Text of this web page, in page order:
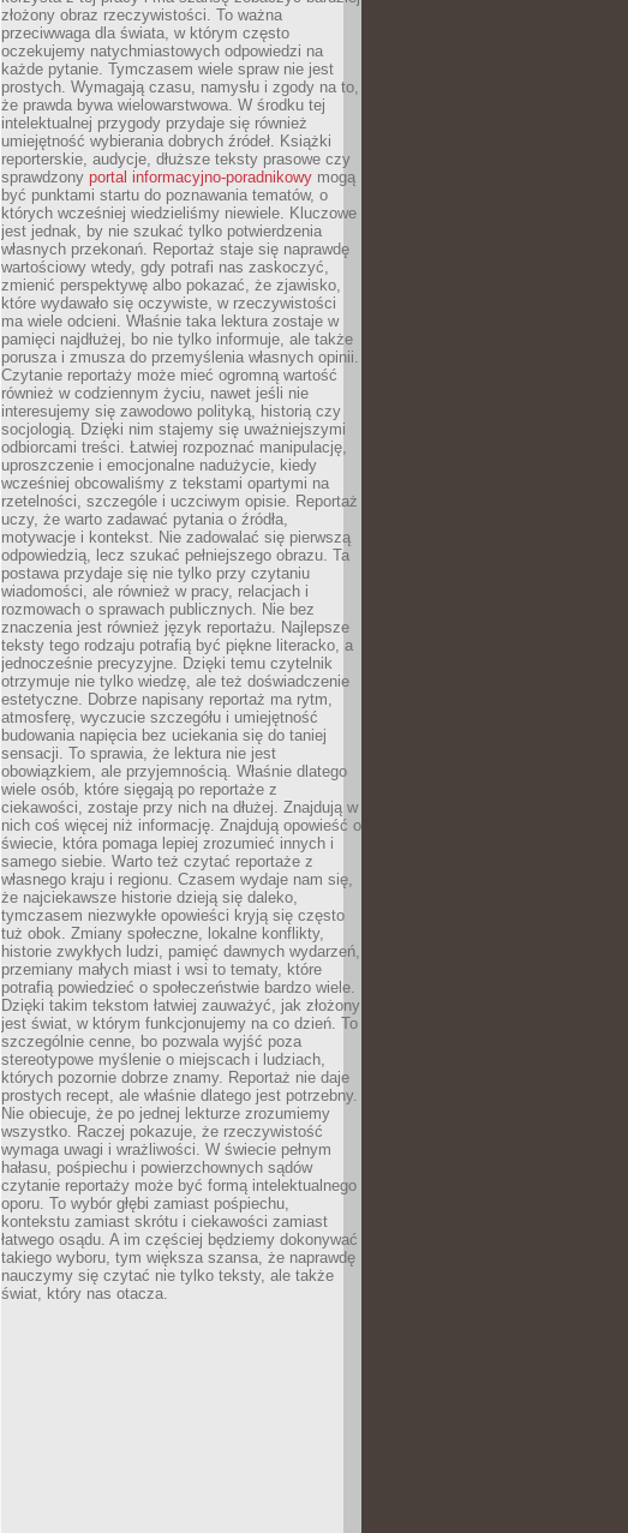
złożony obraz rzeczywistości. To ważna
przeciwwaga dla świata, w którym często
oczekujemy natychmiastowych odpowiedzi na
każde pytanie. Tymczasem wiele spraw nie jest
prostych. Wymagają czasu, namysłu i zgody na to,
że prawda bywa wielowarstwowa. W środku tej
intelektualnej przygody przydaje się również
umiejętność wybierania dobrych źródeł. Książki
reporterskie, audycje, dłuższe teksty prasowe czy
sprawdzony portal informacyjno-poradnikowy mogą
być punktami startu do poznawania tematów, o
których wcześniej wiedzieliśmy niewiele. Kluczowe
jest jednak, by nie szukać tylko potwierdzenia
własnych przekonań. Reportaż staje się naprawdę
wartościowy wtedy, gdy potrafi nas zaskoczyć,
zmienić perspektywę albo pokazać, że zjawisko,
które wydawało się oczywiste, w rzeczywistości
ma wiele odcieni. Właśnie taka lektura zostaje w
pamięci najdłużej, bo nie tylko informuje, ale także
porusza i zmusza do przemyślenia własnych opinii.
Czytanie reportaży może mieć ogromną wartość
również w codziennym życiu, nawet jeśli nie
interesujemy się zawodowo polityką, historią czy
socjologią. Dzięki nim stajemy się uważniejszymi
odbiorcami treści. Łatwiej rozpoznać manipulację,
uproszczenie i emocjonalne nadużycie, kiedy
wcześniej obcowaliśmy z tekstami opartymi na
rzetelności, szczególe i uczciwym opisie. Reportaż
uczy, że warto zadawać pytania o źródła,
motywacje i kontekst. Nie zadowalać się pierwszą
odpowiedzią, lecz szukać pełniejszego obrazu. Ta
postawa przydaje się nie tylko przy czytaniu
wiadomości, ale również w pracy, relacjach i
rozmowach o sprawach publicznych. Nie bez
znaczenia jest również język reportażu. Najlepsze
teksty tego rodzaju potrafią być piękne literacko, a
jednocześnie precyzyjne. Dzięki temu czytelnik
otrzymuje nie tylko wiedzę, ale też doświadczenie
estetyczne. Dobrze napisany reportaż ma rytm,
atmosferę, wyczucie szczegółu i umiejętność
budowania napięcia bez uciekania się do taniej
sensacji. To sprawia, że lektura nie jest
obowiązkiem, ale przyjemnością. Właśnie dlatego
wiele osób, które sięgają po reportaże z
ciekawości, zostaje przy nich na dłużej. Znajdują w
nich coś więcej niż informację. Znajdują opowieść o
świecie, która pomaga lepiej zrozumieć innych i
samego siebie. Warto też czytać reportaże z
własnego kraju i regionu. Czasem wydaje nam się,
że najciekawsze historie dzieją się daleko,
tymczasem niezwykłe opowieści kryją się często
tuż obok. Zmiany społeczne, lokalne konflikty,
historie zwykłych ludzi, pamięć dawnych wydarzeń,
przemiany małych miast i wsi to tematy, które
potrafią powiedzieć o społeczeństwie bardzo wiele.
Dzięki takim tekstom łatwiej zauważyć, jak złożony
jest świat, w którym funkcjonujemy na co dzień. To
szczególnie cenne, bo pozwala wyjść poza
stereotypowe myślenie o miejscach i ludziach,
których pozornie dobrze znamy. Reportaż nie daje
prostych recept, ale właśnie dlatego jest potrzebny.
Nie obiecuje, że po jednej lekturze zrozumiemy
wszystko. Raczej pokazuje, że rzeczywistość
wymaga uwagi i wrażliwości. W świecie pełnym
hałasu, pośpiechu i powierzchownych sądów
czytanie reportaży może być formą intelektualnego
oporu. To wybór głębi zamiast pośpiechu,
kontekstu zamiast skrótu i ciekawości zamiast
łatwego osądu. A im częściej będziemy dokonywać
takiego wyboru, tym większa szansa, że naprawdę
nauczymy się czytać nie tylko teksty, ale także
świat, który nas otacza.